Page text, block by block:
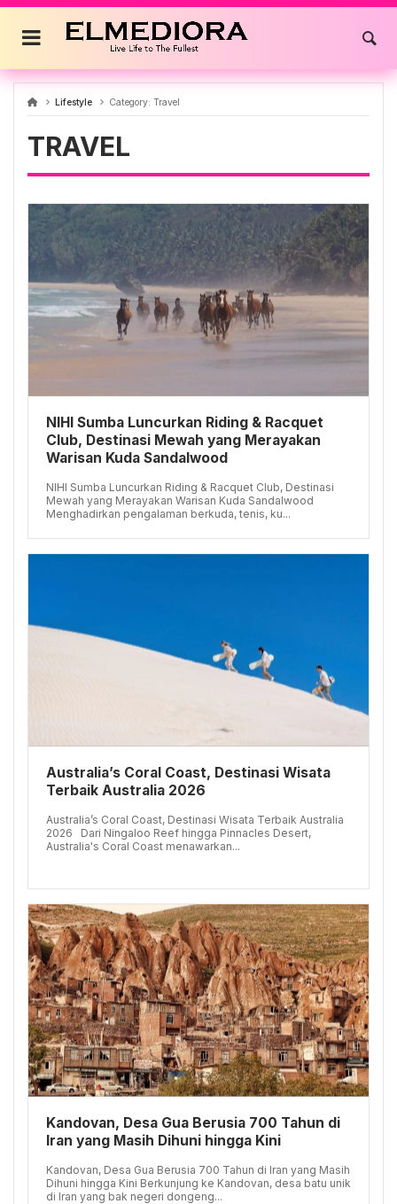
Skip
content
Lifestyle Category: Travel
TRAVEL
NIHI Sumba Luncurkan Riding & Racquet
Club, Destinasi Mewah yang Merayakan
Warisan Kuda Sandalwood
NIHI Sumba Luncurkan Riding & Racquet Club, Destinasi
Mewah yang Merayakan Warisan Kuda Sandalwood
Menghadirkan pengalaman berkuda, tenis, ku...
Australia’s Coral Coast, Destinasi Wisata
Terbaik Australia 2026
Australia’s Coral Coast, Destinasi Wisata Terbaik Australia
2026 Dari Ningaloo Reef hingga Pinnacles Desert,
Australia's Coral Coast menawarkan...
Kandovan, Desa Gua Berusia 700 Tahun di
Iran yang Masih Dihuni hingga Kini
Kandovan, Desa Gua Berusia 700 Tahun di Iran yang Masih
Dihuni hingga Kini Berkunjung ke Kandovan, desa batu unik
di Iran yang bak negeri dongeng...